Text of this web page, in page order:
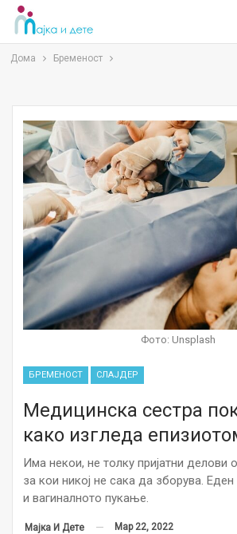
Дома Бременост
Фото: Unsplash
БРЕМЕНОСТ СЛАЈДЕР
Медицинска сестра
како изгледа
Има некои, не толку пријатни делови
за кои никој не сака да зборува.
и вагиналното пукање.
Мајка И Дете Мар 22, 2022